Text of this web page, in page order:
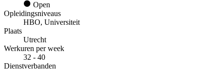
Open
Opleidingsniveaus
HBO, Universiteit
Plaats
Utrecht
Werkuren per week
32 - 40
Dienstverbanden